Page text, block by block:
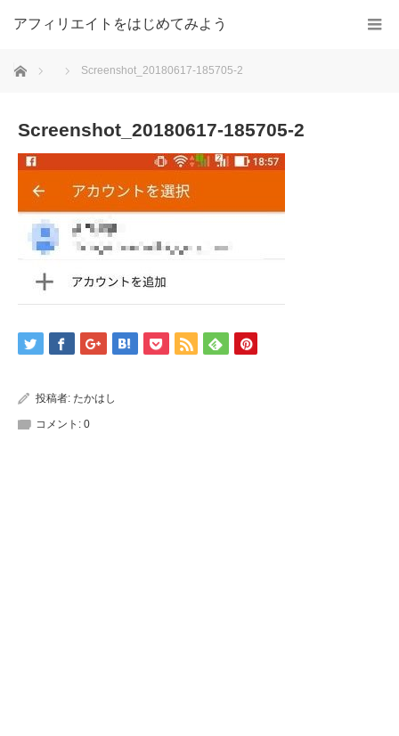
アフィリエイトをはじめてみよう
ホーム Screenshot_20180617-185705-2
Screenshot_20180617-185705-2
投稿者: たかはし
コメント: 0